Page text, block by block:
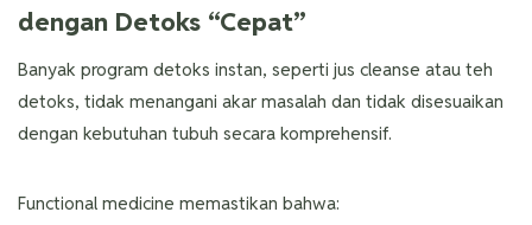
dengan Detoks “Cepat”
Banyak program detoks instan, seperti jus cleanse atau teh
detoks, tidak menangani akar masalah dan tidak disesuaikan
dengan kebutuhan tubuh secara komprehensif.
Functional medicine memastikan bahwa: